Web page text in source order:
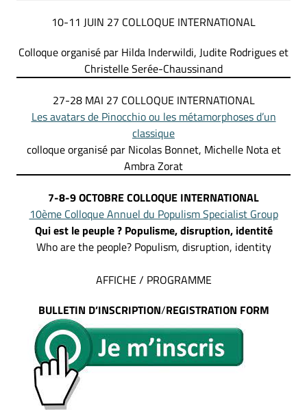
10-11 JUIN 27 COLLOQUE INTERNATIONAL
Colloque organisé par Hilda Inderwildi, Judite Rodrigues et
Christelle Serée-Chaussinand
27-28 MAI 27 COLLOQUE INTERNATIONAL
Les avatars de Pinocchio ou les métamorphoses d’un
classique
colloque organisé par Nicolas Bonnet, Michelle Nota et
Ambra Zorat
7-8-9 OCTOBRECOLLOQUE INTERNATIONAL
10ème Colloque Annuel du Populism Specialist Group
Qui est le peuple ? Populisme,disruption, identité
Who are the people? Populism, disruption, identity
AFFICHE / PROGRAMME
BULLETIN D’INSCRIPTION/REGISTRATION FORM